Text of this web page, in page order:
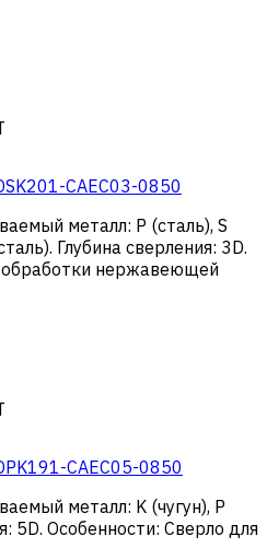
CAEC03-0850
металл: Р (сталь), S
. Глубина сверления: 3D.
обработки нержавеющей
CAEC05-0850
металл: K (чугун), Р
: 5D. Особенности: Сверло для